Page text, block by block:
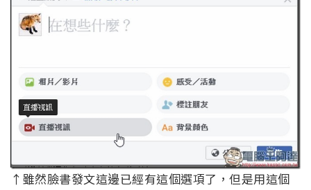
↑雖然臉書發文這邊已經有這個選項了，但是用這個